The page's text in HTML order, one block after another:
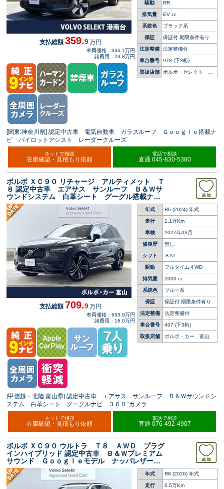
駆動 RR
排気量 EV cc
系統色 ブラック系
保証 保証付 期限条件有り
法定整備 法定整備付
車台番号 978 (下3桁)
取扱店舗
ボルボ・セレクト 港
南台
支払総額359.9 万円
車両価格：336.1万円
諸費用：23.8万円
[関東:神奈川県] 認定中古車 電気自動車 ガラスルーフ Ｇｏｏｇｌｅ搭載ナ
ビ パイロットアシスト レーダークルーズ
ネットで相談
在庫確認・見積もり依頼
電話で相談
直通 045-830-5380
ボルボ ＸＣ９０ リチャージ アルティメット Ｔ
８ 認定中古車 エアサス サンルーフ Ｂ＆Ｗサ
ウンドシステム 白革シート グーグル搭載ナ
ビ ３６０°ビューカメラ アダプティブクルーズ
コントロール シートベンチレーション シート
ヒーター パワーバックドア
年式 R6 (2024) 年式
走行 1.1万Km
車検 2027年03月
修復歴 無し
シフト ８AT
駆動 フルタイム４WD
排気量 2000 cc
系統色 ブルー系
保証 保証付 期限条件有り
法定整備 法定整備付
車台番号 407 (下3桁)
取扱店舗 ボルボ・カー 富山
支払総額709.9 万円
車両価格：693.9万円
諸費用：16.0万円
[甲信越・北陸:富山県] 認定中古車 エアサス サンルーフ Ｂ＆Ｗサウンドシ
ステム 白革シート グーグルナビ ３６０°カメラ
ネットで相談
在庫確認・見積もり依頼
電話で相談
直通 076-492-4907
ボルボ ＸＣ９０ ウルトラ Ｔ８ ＡＷＤ プラグ
インハイブリッド 認定中古車 Ｂ＆Ｗプレミアム
サウンド Ｇｏｏｇｌｅモデル ナッパレザーシ
ート ３６０°ビューカメラ 禁煙車 インテリセ
ーフ メモリ機能付きパワーシート ＬＥＤヘ
ッドライト インテリセーフ
年式 R8 (2026) 年式
走行 0.5万Km